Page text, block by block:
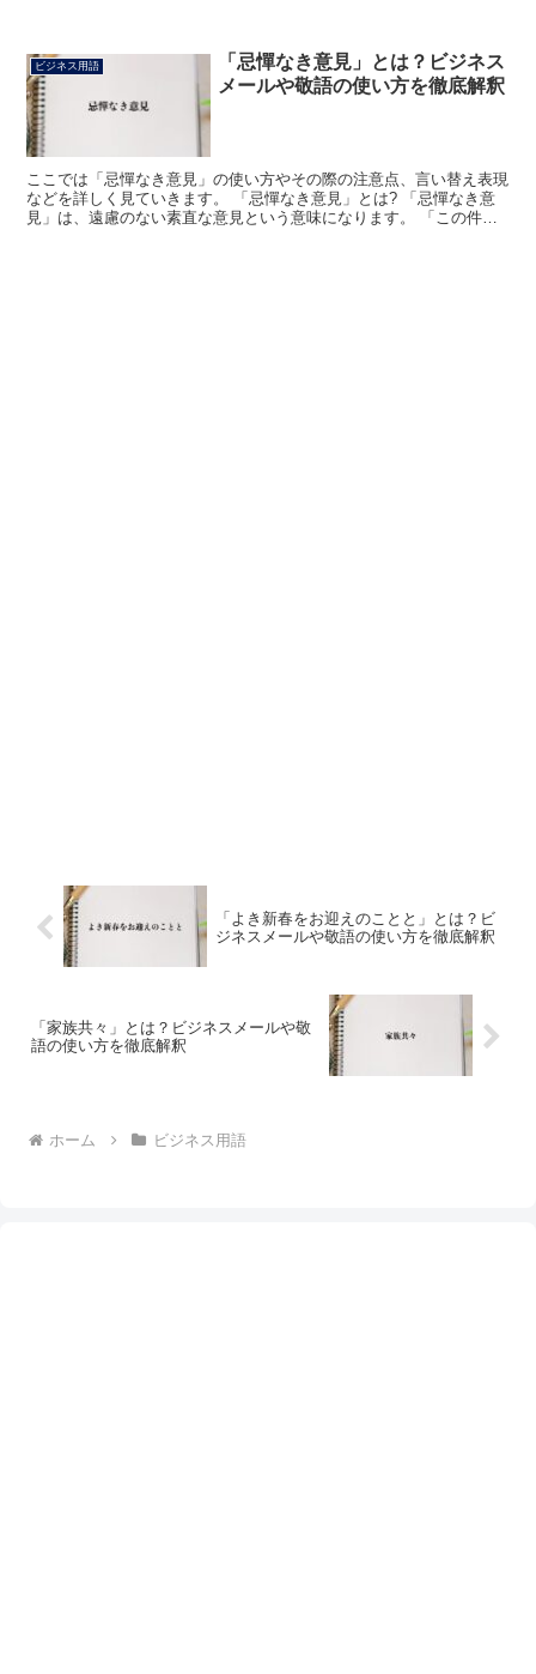
ビジネス用語
「忌憚なき意見」とは？ビジネス
メールや敬語の使い方を徹底解釈
ここでは「忌憚なき意見」の使い方やその際の注意点、言い替え表現
などを詳しく見ていきます。 「忌憚なき意見」とは? 「忌憚なき意
見」は、遠慮のない素直な意見という意味になります。 「この件に
「よき新春をお迎えのことと」とは？ビ
ジネスメールや敬語の使い方を徹底解釈
「家族共々」とは？ビジネスメールや敬
語の使い方を徹底解釈
ホーム ビジネス用語